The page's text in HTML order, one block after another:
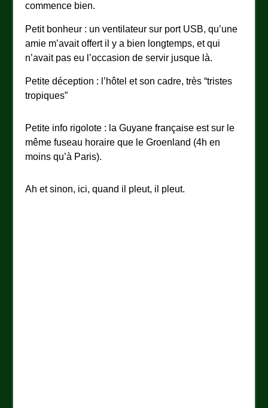
commence bien.
Petit bonheur : un ventilateur sur port USB, qu’une
amie m’avait offert il y a bien longtemps, et qui
n’avait pas eu l’occasion de servir jusque là.
Petite déception : l’hôtel et son cadre, très “tristes
tropiques”
Petite info rigolote : la Guyane française est sur le
même fuseau horaire que le Groenland (4h en
moins qu’à Paris).
Ah et sinon, ici, quand il pleut, il pleut.